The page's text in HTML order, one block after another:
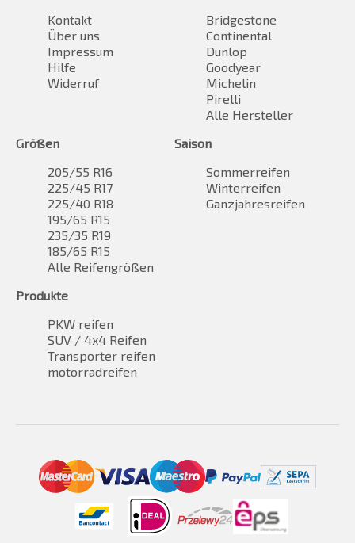
Kontakt
Über uns
Impressum
Hilfe
Widerruf
Bridgestone
Continental
Dunlop
Goodyear
Michelin
Pirelli
Alle Hersteller
Größen
205/55 R16
225/45 R17
225/40 R18
195/65 R15
235/35 R19
185/65 R15
Alle Reifengrößen
Saison
Sommerreifen
Winterreifen
Ganzjahresreifen
Produkte
PKW reifen
SUV / 4x4 Reifen
Transporter reifen
motorradreifen